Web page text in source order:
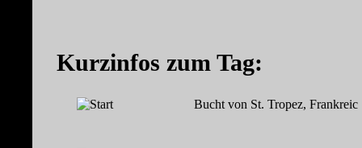
Kurzinfos zum Tag:
Bucht von St. Tropez, Frankreic